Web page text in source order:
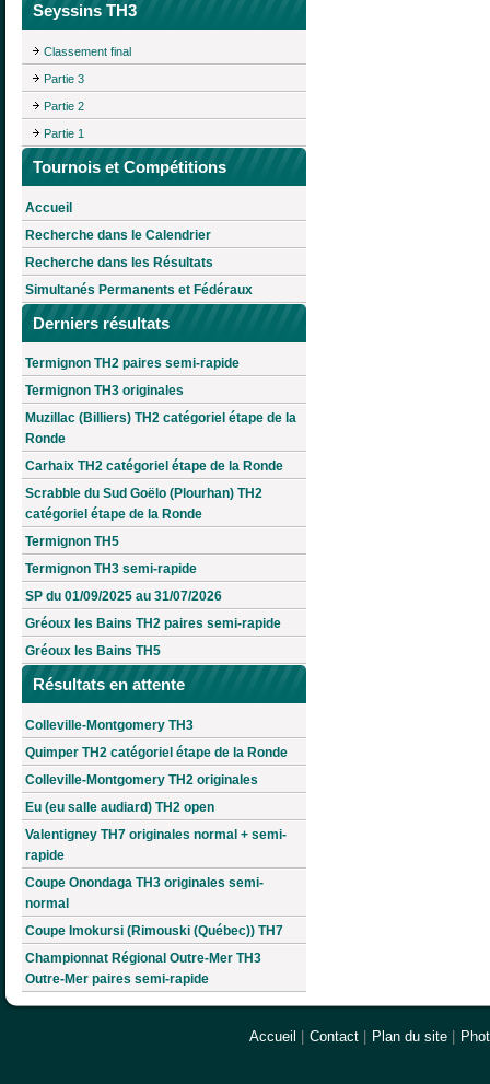
Seyssins TH3
Classement final
Partie 3
Partie 2
Partie 1
Tournois et Compétitions
Accueil
Recherche dans le Calendrier
Recherche dans les Résultats
Simultanés Permanents et Fédéraux
Derniers résultats
Termignon TH2 paires semi-rapide
Termignon TH3 originales
Muzillac (Billiers) TH2 catégoriel étape de la
Ronde
Carhaix TH2 catégoriel étape de la Ronde
Scrabble du Sud Goëlo (Plourhan) TH2
catégoriel étape de la Ronde
Termignon TH5
Termignon TH3 semi-rapide
SP du 01/09/2025 au 31/07/2026
Gréoux les Bains TH2 paires semi-rapide
Gréoux les Bains TH5
Résultats en attente
Colleville-Montgomery TH3
Quimper TH2 catégoriel étape de la Ronde
Colleville-Montgomery TH2 originales
Eu (eu salle audiard) TH2 open
Valentigney TH7 originales normal + semi-
rapide
Coupe Onondaga TH3 originales semi-
normal
Coupe Imokursi (Rimouski (Québec)) TH7
Championnat Régional Outre-Mer TH3
Outre-Mer paires semi-rapide
Accueil Contact Plan du site